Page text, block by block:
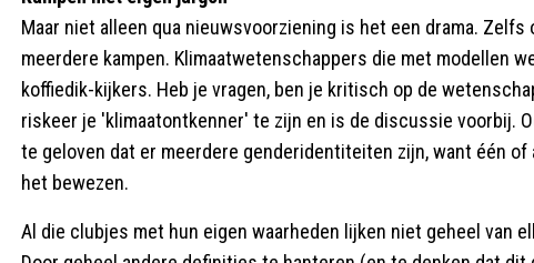
Maar niet alleen qua nieuwsvoorziening is het een drama.
meerdere kampen. Klimaatwetenschappers die met modellen
koffiedik-kijkers. Heb je vragen, ben je kritisch op de
riskeer je 'klimaatontkenner' te zijn en is de discussie voorbij.
te geloven dat er meerdere genderidentiteiten zijn, want één
het bewezen.
Al die clubjes met hun eigen waarheden lijken niet geheel van